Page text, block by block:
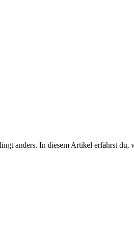
anders. In diesem Artikel erfährst du,